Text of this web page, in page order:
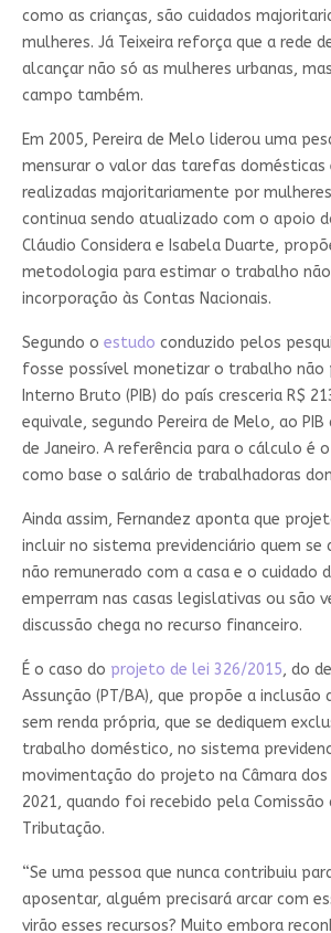
como as crianças, são cuidados
mulheres. Já Teixeira reforça que a rede
alcançar não só as mulheres urbanas,
campo também.
Em 2005, Pereira de Melo liderou uma
mensurar o valor das tarefas domésticas
realizadas majoritariamente por
continua sendo atualizado com o apoio
Cláudio Considera e Isabela Duarte,
metodologia para estimar o trabalho não
incorporação às Contas Nacionais.
Segundo o estudo conduzido pelos
fosse possível monetizar o trabalho não
Interno Bruto (PIB) do país cresceria R$
equivale, segundo Pereira de Melo, ao
de Janeiro. A referência para o cálculo é
como base o salário de trabalhadoras
Ainda assim, Fernandez aponta que
incluir no sistema previdenciário quem se
não remunerado com a casa e o cuidado
emperram nas casas legislativas ou são
discussão chega no recurso financeiro.
É o caso do projeto de lei 326/2015, do
Assunção (PT/BA), que propõe a inclusão
sem renda própria, que se dediquem
trabalho doméstico, no sistema
movimentação do projeto na Câmara
2021, quando foi recebido pela Comissão
Tributação.
“Se uma pessoa que nunca contribuiu
aposentar, alguém precisará arcar com
virão esses recursos? Muito embora